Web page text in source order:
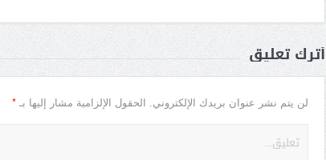
أترك تعليق
لن يتم نشر عنوان بريدك الإلكتروني. الحقول الإلزامية مشار إليها بـ *